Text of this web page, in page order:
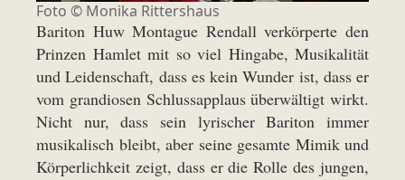
Foto © Monika Rittershaus
Bariton Huw Montague Rendall verkörperte den
Prinzen Hamlet mit so viel Hingabe, Musikalität
und Leidenschaft, dass es kein Wunder ist, dass er
vom grandiosen Schlussapplaus überwältigt wirkt.
Nicht nur, dass sein lyrischer Bariton immer
musikalisch bleibt, aber seine gesamte Mimik und
Körperlichkeit zeigt, dass er die Rolle des jungen,